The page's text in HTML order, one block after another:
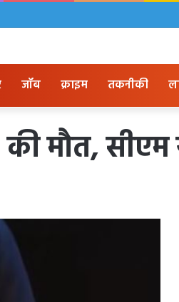
जॉब क्राइम तकनीकी
मौत,